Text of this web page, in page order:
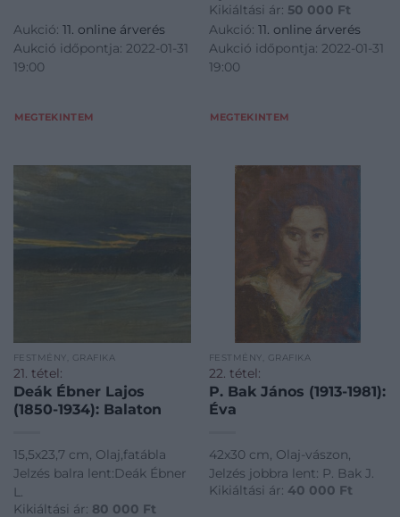
Aukció: 11. online árverés
Aukció időpontja: 2022-01-31
19:00
MEGTEKINTEM
Kikiáltási ár: 50 000 Ft
Aukció: 11. online árverés
Aukció időpontja: 2022-01-31
19:00
MEGTEKINTEM
FESTMÉNY, GRAFIKA
21. tétel:
Deák Ébner Lajos
(1850-1934): Balaton
15,5x23,7 cm, Olaj,fatábla
Jelzés balra lent:Deák Ébner
L.
Kikiáltási ár: 80 000 Ft
FESTMÉNY, GRAFIKA
22. tétel:
P. Bak János (1913-1981):
Éva
42x30 cm, Olaj-vászon,
Jelzés jobbra lent: P. Bak J.
Kikiáltási ár: 40 000 Ft